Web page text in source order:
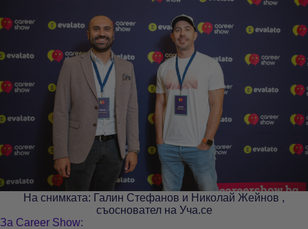
На снимката: Галин Стефанов и Николай Жейнов ,
съосновател на Уча.се
За Career Show: